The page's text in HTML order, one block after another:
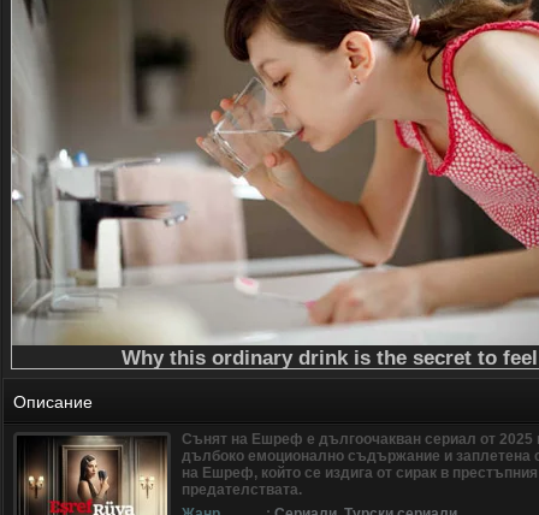
Описание
Сънят на Ешреф е дългоочакван сериал от 2025
дълбоко емоционално съдържание и заплетена
на Ешреф, който се издига от сирак в
предателствата.